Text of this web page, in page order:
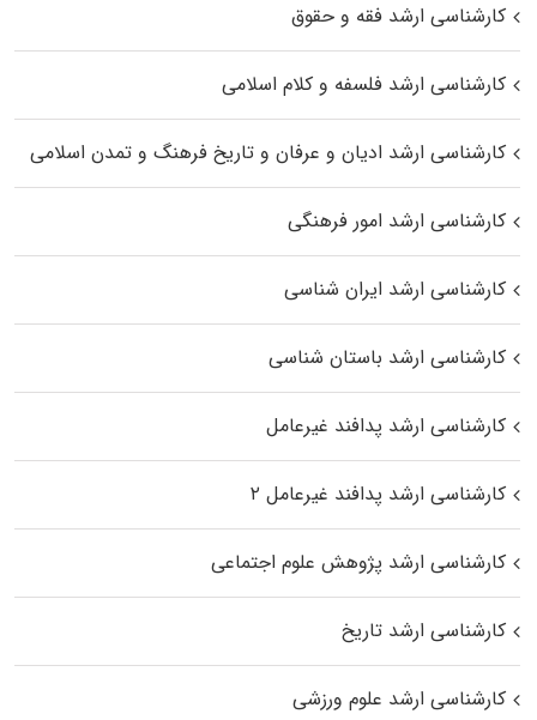
کارشناسی ارشد فقه و حقوق
کارشناسی ارشد فلسفه و کلام اسلامی
کارشناسی ارشد ادیان و عرفان و تاریخ فرهنگ و تمدن اسلامی
کارشناسی ارشد امور فرهنگی
کارشناسی ارشد ایران شناسی
کارشناسی ارشد باستان شناسی
کارشناسی ارشد پدافند غیرعامل
کارشناسی ارشد پدافند غیرعامل ۲
کارشناسی ارشد پژوهش علوم اجتماعی
کارشناسی ارشد تاریخ
کارشناسی ارشد علوم ورزشی